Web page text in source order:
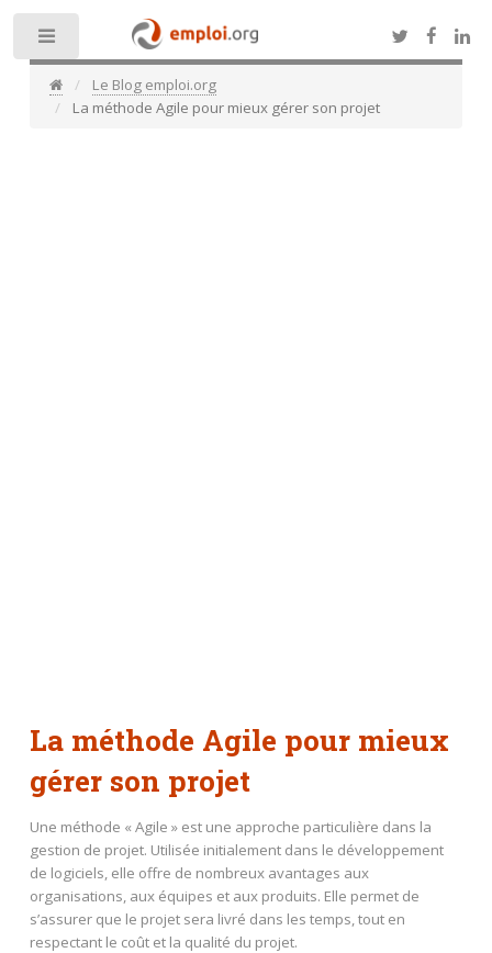
Le Blog emploi.org
La méthode Agile pour mieux gérer son projet
La méthode Agile pour mieux
gérer son projet
Une méthode « Agile » est une approche particulière dans la
gestion de projet. Utilisée initialement dans le développement
de logiciels, elle offre de nombreux avantages aux
organisations, aux équipes et aux produits. Elle permet de
s’assurer que le projet sera livré dans les temps, tout en
respectant le coût et la qualité du projet.
Toggle